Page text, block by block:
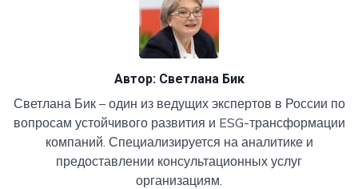
Автор: Светлана Бик
Светлана Бик – один из ведущих экспертов в России по
вопросам устойчивого развития и ESG-трансформации
компаний. Специализируется на аналитике и
предоставлении консультационных услуг
организациям.